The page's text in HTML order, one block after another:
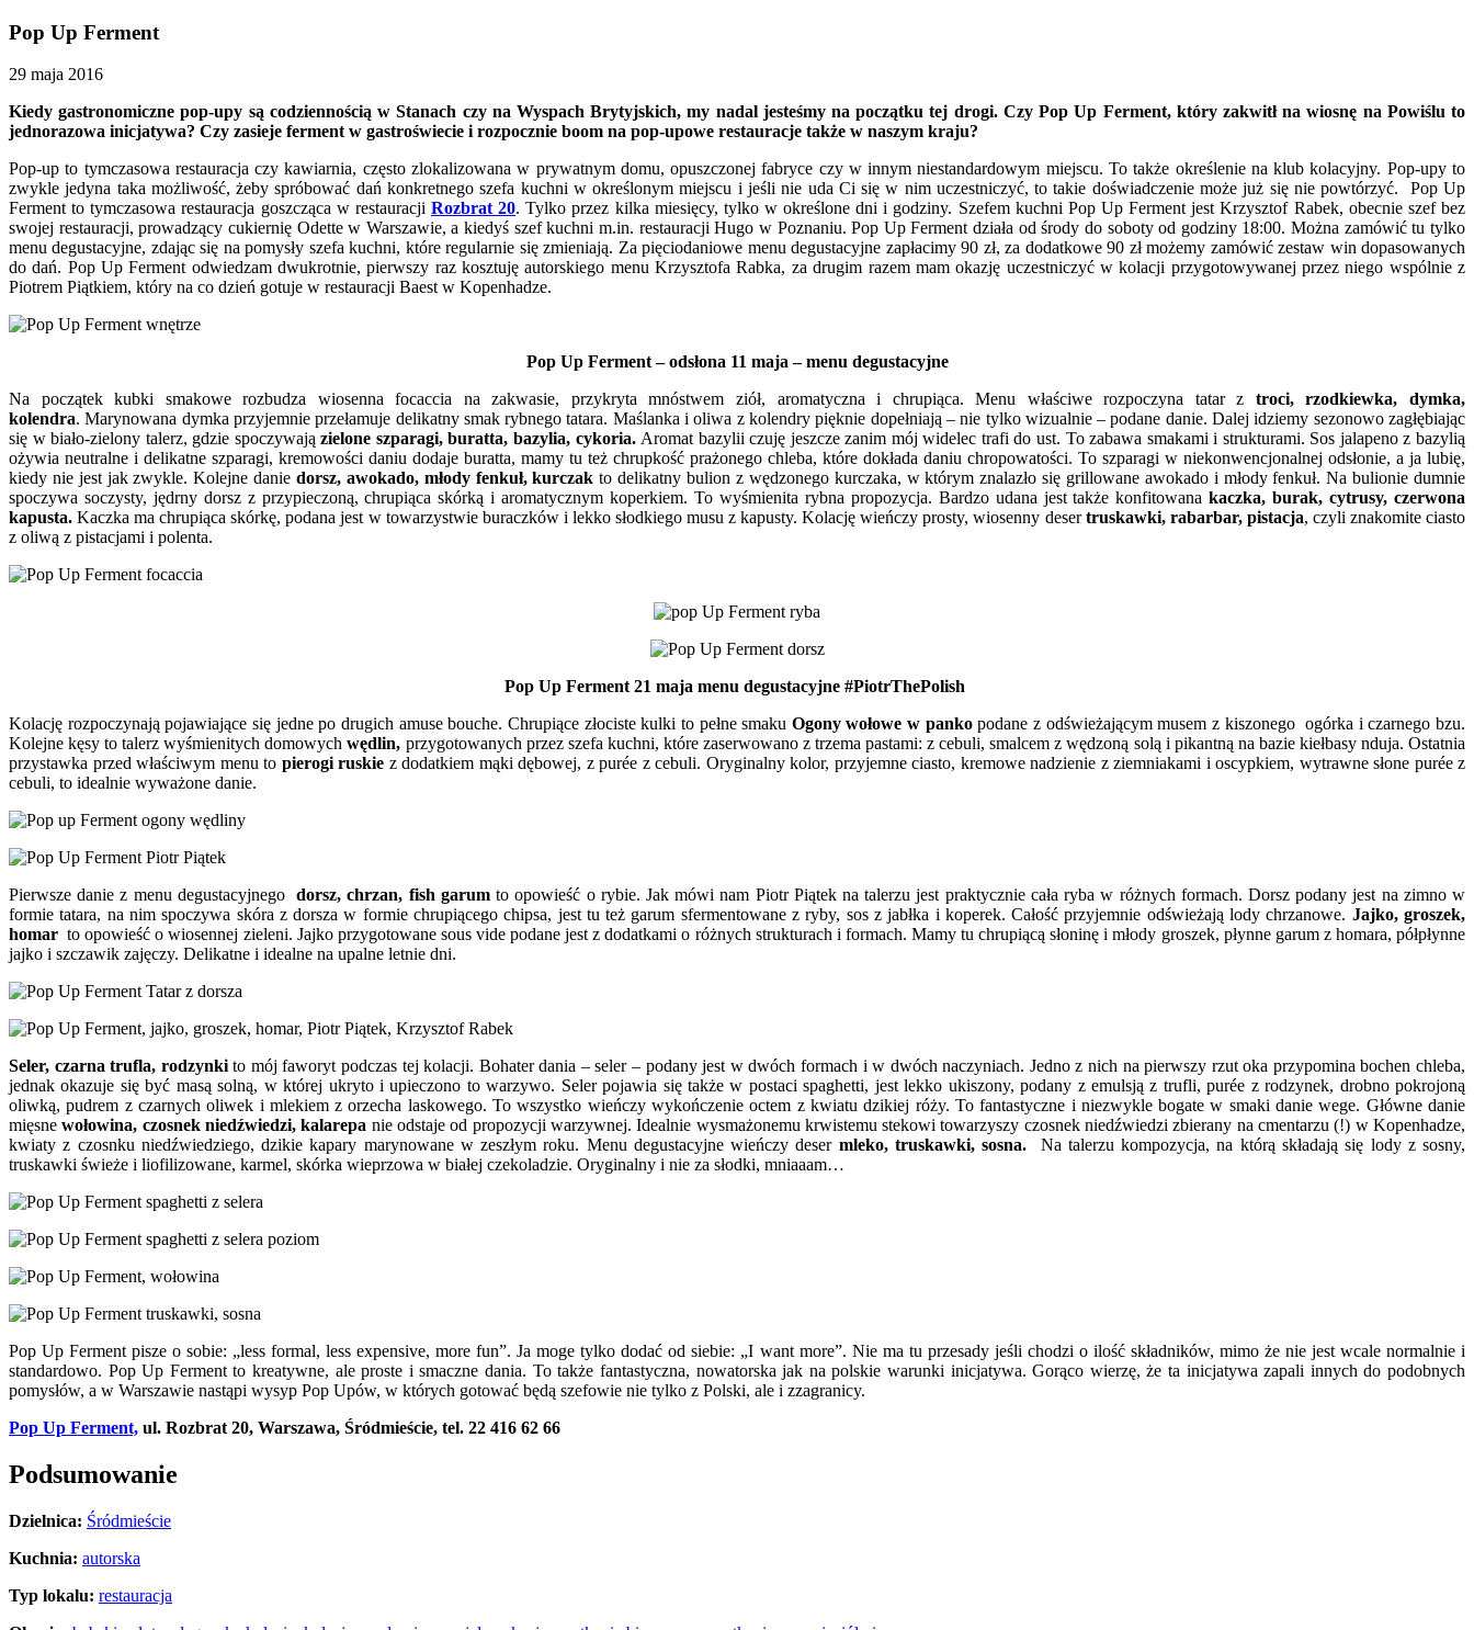
Pop Up Ferment
29 maja 2016
Kiedy gastronomiczne pop-upy są codziennością w Stanach czy na Wyspach Brytyjskich, my nadal jesteśmy na początku tej drogi. Czy Pop Up Ferment, który zakwitł na wiosnę na Powiślu to
jednorazowa inicjatywa? Czy zasieje ferment w gastroświecie i rozpocznie boom na pop-upowe restauracje także w naszym kraju?
Pop-up to tymczasowa restauracja czy kawiarnia, często zlokalizowana w prywatnym domu, opuszczonej fabryce czy w innym niestandardowym miejscu. To także określenie na klub kolacyjny. Pop-upy to
zwykle jedyna taka możliwość, żeby spróbować dań konkretnego szefa kuchni w określonym miejscu i jeśli nie uda Ci się w nim uczestniczyć, to takie doświadczenie może już się nie powtórzyć. Pop Up
Ferment to tymczasowa restauracja goszcząca w restauracji Rozbrat 20. Tylko przez kilka miesięcy, tylko w określone dni i godziny. Szefem kuchni Pop Up Ferment jest Krzysztof Rabek, obecnie szef bez
swojej restauracji, prowadzący cukiernię Odette w Warszawie, a kiedyś szef kuchni m.in. restauracji Hugo w Poznaniu. Pop Up Ferment działa od środy do soboty od godziny 18:00. Można zamówić tu tylko
menu degustacyjne, zdając się na pomysły szefa kuchni, które regularnie się zmieniają. Za pięciodaniowe menu degustacyjne zapłacimy 90 zł, za dodatkowe 90 zł możemy zamówić zestaw win dopasowanych
do dań. Pop Up Ferment odwiedzam dwukrotnie, pierwszy raz kosztuję autorskiego menu Krzysztofa Rabka, za drugim razem mam okazję uczestniczyć w kolacji przygotowywanej przez niego wspólnie z
Piotrem Piątkiem, który na co dzień gotuje w restauracji Baest w Kopenhadze.
Pop Up Ferment – odsłona 11 maja – menu degustacyjne
Na początek kubki smakowe rozbudza wiosenna focaccia na zakwasie, przykryta mnóstwem ziół, aromatyczna i chrupiąca. Menu właściwe rozpoczyna tatar z troci, rzodkiewka, dymka,
kolendra. Marynowana dymka przyjemnie przełamuje delikatny smak rybnego tatara. Maślanka i oliwa z kolendry pięknie dopełniają – nie tylko wizualnie – podane danie. Dalej idziemy sezonowo zagłębiając
się w biało-zielony talerz, gdzie spoczywajązielone szparagi, buratta, bazylia, cykoria.Aromat bazylii czuję jeszcze zanim mój widelec trafi do ust. To zabawa smakami i strukturami. Sos jalapeno z bazylią
ożywia neutralne i delikatne szparagi, kremowości daniu dodaje buratta, mamy tu też chrupkość prażonego chleba, które dokłada daniu chropowatości. To szparagi w niekonwencjonalnej odsłonie, a ja lubię,
kiedy nie jest jak zwykle. Kolejne daniedorsz, awokado, młody fenkuł, kurczak to delikatny bulion z wędzonego kurczaka, w którym znalazło się grillowane awokado i młody fenkuł. Na bulionie dumnie
spoczywa soczysty, jędrny dorsz z przypieczoną, chrupiąca skórką i aromatycznym koperkiem. To wyśmienita rybna propozycja. Bardzo udana jest także konfitowana kaczka, burak, cytrusy, czerwona
kapusta.Kaczka ma chrupiąca skórkę, podana jest w towarzystwie buraczków i lekko słodkiego musu z kapusty. Kolację wieńczy prosty, wiosenny desertruskawki, rabarbar, pistacja, czyli znakomite ciasto
z oliwą z pistacjami i polenta.
Pop Up Ferment 21 maja menu degustacyjne #PiotrThePolish
Kolację rozpoczynają pojawiające się jedne po drugich amuse bouche. Chrupiące złociste kulki to pełne smaku Ogony wołowe w pankopodane z odświeżającym musem z kiszonego ogórka i czarnego bzu.
Kolejne kęsy to talerz wyśmienitych domowychwędlin, przygotowanych przez szefa kuchni, które zaserwowano z trzema pastami: z cebuli, smalcem z wędzoną solą i pikantną na bazie kiełbasy nduja. Ostatnia
przystawka przed właściwym menu to pierogi ruskie z dodatkiem mąki dębowej, z purée z cebuli. Oryginalny kolor, przyjemne ciasto, kremowe nadzienie z ziemniakami i oscypkiem, wytrawne słone purée z
cebuli, to idealnie wyważone danie.
Pierwsze danie z menu degustacyjnegodorsz, chrzan, fish garumto opowieść o rybie. Jak mówi nam Piotr Piątek na talerzu jest praktycznie cała ryba w różnych formach. Dorsz podany jest na zimno w
formie tatara, na nim spoczywa skóra z dorsza w formie chrupiącego chipsa, jest tu też garum sfermentowane z ryby, sos z jabłka i koperek. Całość przyjemnie odświeżają lody chrzanowe. Jajko, groszek,
homarto opowieść o wiosennej zieleni. Jajko przygotowane sous vide podane jest z dodatkami o różnych strukturach i formach. Mamy tu chrupiącą słoninę i młody groszek, płynne garum z homara, półpłynne
jajko i szczawik zajęczy. Delikatne i idealne na upalne letnie dni.
Seler, czarna trufla, rodzynkito mój faworyt podczas tej kolacji. Bohater dania – seler – podany jest w dwóch formach i w dwóch naczyniach. Jedno z nich na pierwszy rzut oka przypomina bochen chleba,
jednak okazuje się być masą solną, w której ukryto i upieczono to warzywo. Seler pojawia się także w postaci spaghetti, jest lekko ukiszony, podany z emulsją z trufli, purée z rodzynek, drobno pokrojoną
oliwką, pudrem z czarnych oliwek i mlekiem z orzecha laskowego. To wszystko wieńczy wykończenie octem z kwiatu dzikiej róży. To fantastyczne i niezwykle bogate w smaki danie wege. Główne danie
mięsne wołowina, czosnek niedźwiedzi, kalarepa nie odstaje od propozycji warzywnej. Idealnie wysmażonemu krwistemu stekowi towarzyszy czosnek niedźwiedzi zbierany na cmentarzu (!) w Kopenhadze,
kwiaty z czosnku niedźwiedziego, dzikie kapary marynowane w zeszłym roku. Menu degustacyjne wieńczy deser mleko, truskawki, sosna. Na talerzu kompozycja, na którą składają się lody z sosny,
truskawki świeże i liofilizowane, karmel, skórka wieprzowa w białej czekoladzie. Oryginalny i nie za słodki, mniaaam…
Pop Up Ferment pisze o sobie: „less formal, less expensive, more fun”. Ja moge tylko dodać od siebie: „I want more”. Nie ma tu przesady jeśli chodzi o ilość składników, mimo że nie jest wcale normalnie i
standardowo. Pop Up Ferment to kreatywne, ale proste i smaczne dania. To także fantastyczna, nowatorska jak na polskie warunki inicjatywa. Gorąco wierzę, że ta inicjatywa zapali innych do podobnych
pomysłów, a w Warszawie nastąpi wysyp Pop Upów, w których gotować będą szefowie nie tylko z Polski, ale i zzagranicy.
Pop Up Ferment, ul. Rozbrat 20, Warszawa, Śródmieście, tel. 22 416 62 66
Podsumowanie
Dzielnica: Śródmieście
Kuchnia: autorska
Typ lokalu: restauracja